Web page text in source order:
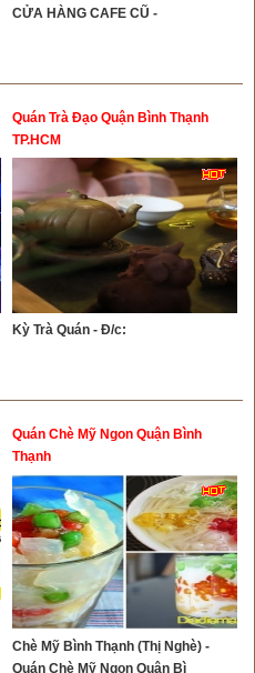
CỬA HÀNG CAFE CŨ -
Quán Trà Đạo Quận Bình Thạnh
TP.HCM
Kỳ Trà Quán - Đ/c:
Quán Chè Mỹ Ngon Quận Bình
Thạnh
Chè Mỹ Bình Thạnh (Thị Nghè) -
Quán Chè Mỹ Ngon Quận Bì